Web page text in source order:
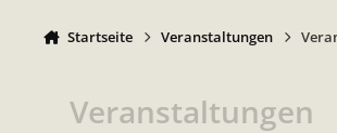
Startseite Veranstaltungen
Veranstaltungen